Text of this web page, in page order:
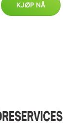
KJØP NÅ